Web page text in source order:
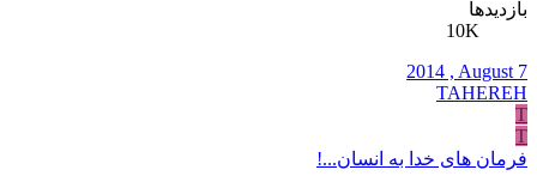
بازدیدها
10K
2014 , August 7
TAHEREH
T
T
فرمان های خدا به انسان...!